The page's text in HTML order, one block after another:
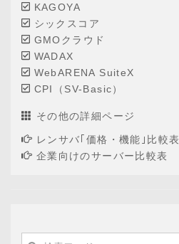
KAGOYA
シックスコア
GMOクラウド
WADAX
WebARENA SuiteX
CPI（SV-Basic）
その他の詳細ページ
レンサバ｢価格・機能｣比較表
企業向けのサーバー比較表